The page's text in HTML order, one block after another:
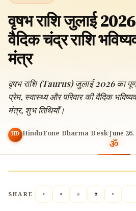
वृषभ राशि जुलाई
वैदिक चंद्र राशि
मंत्र
वृषभ राशि (Taurus) जुलाई 2026 का
प्रेम, स्वास्थ्य और परिवार की वैदिक
मंत्र, शुभ तिथियाँ।
HD HinduTone Dharma Desk·June
SHARE